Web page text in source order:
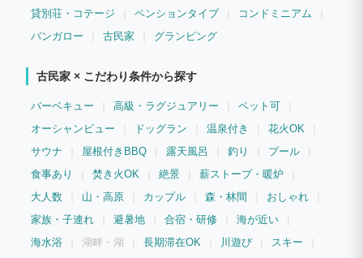
貸別荘・コテージ ペンションタイプ
コンドミニアム
バンガロー
古民家 グランピング
古民家 × こだわり条件から探す
バーベキュー 高級・ラグジュアリー
ペット可
オーシャンビュー
ドッグラン 温泉付き
花火OK
サウナ
屋根付きBBQ 露天風呂 釣り
プール
食事あり
焚き火OK 絶景
薪ストーブ・暖炉
大人数
山・高原 カップル 森・林間
おしゃれ
家族・子連れ
避暑地 合宿・研修
海が近い
海水浴
湖畔・湖 長期滞在OK 川遊び
スキー